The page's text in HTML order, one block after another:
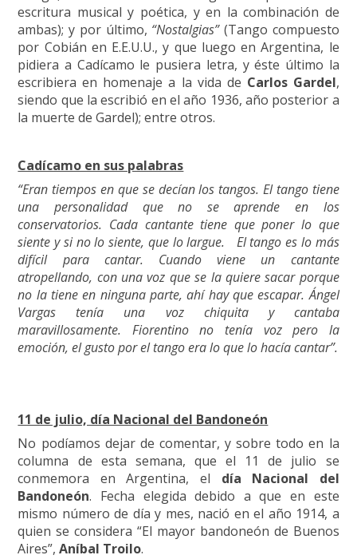
escritura musical y poética, y en la combinación de
ambas); y por último, “Nostalgias”(Tango compuesto
por Cobián en E.E.U.U., y que luego en Argentina, le
pidiera a Cadícamo le pusiera letra, y éste último la
escribiera en homenaje a la vida de Carlos Gardel,
siendo que la escribió en el año 1936, año posterior a
la muerte de Gardel); entre otros.
Cadícamo en sus palabras
“Eran tiempos en que se decían los tangos. El tango tiene
una personalidad que no se aprende en los
conservatorios. Cada cantante tiene que poner lo que
siente y si no lo siente, que lo largue. El tango es lo más
difícil para cantar. Cuando viene un cantante
atropellando, con una voz que se la quiere sacar porque
no la tiene en ninguna parte, ahí hay que escapar. Ángel
Vargas tenía una voz chiquita y cantaba
maravillosamente. Fiorentino no tenía voz pero la
emoción, el gusto por el tango era lo que lo hacía cantar”.
11 de julio, día Nacional del Bandoneón
No podíamos dejar de comentar, y sobre todo en la
columna de esta semana, que el 11 de julio se
conmemora en Argentina, el día Nacional del
Bandoneón. Fecha elegida debido a que en este
mismo número de día y mes, nació en el año 1914, a
quien se considera “El mayor bandoneón de Buenos
Aires”,Aníbal Troilo.